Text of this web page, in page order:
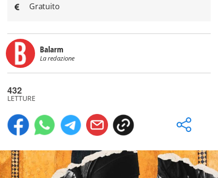
Gratuito
Balarm
La redazione
432
LETTURE